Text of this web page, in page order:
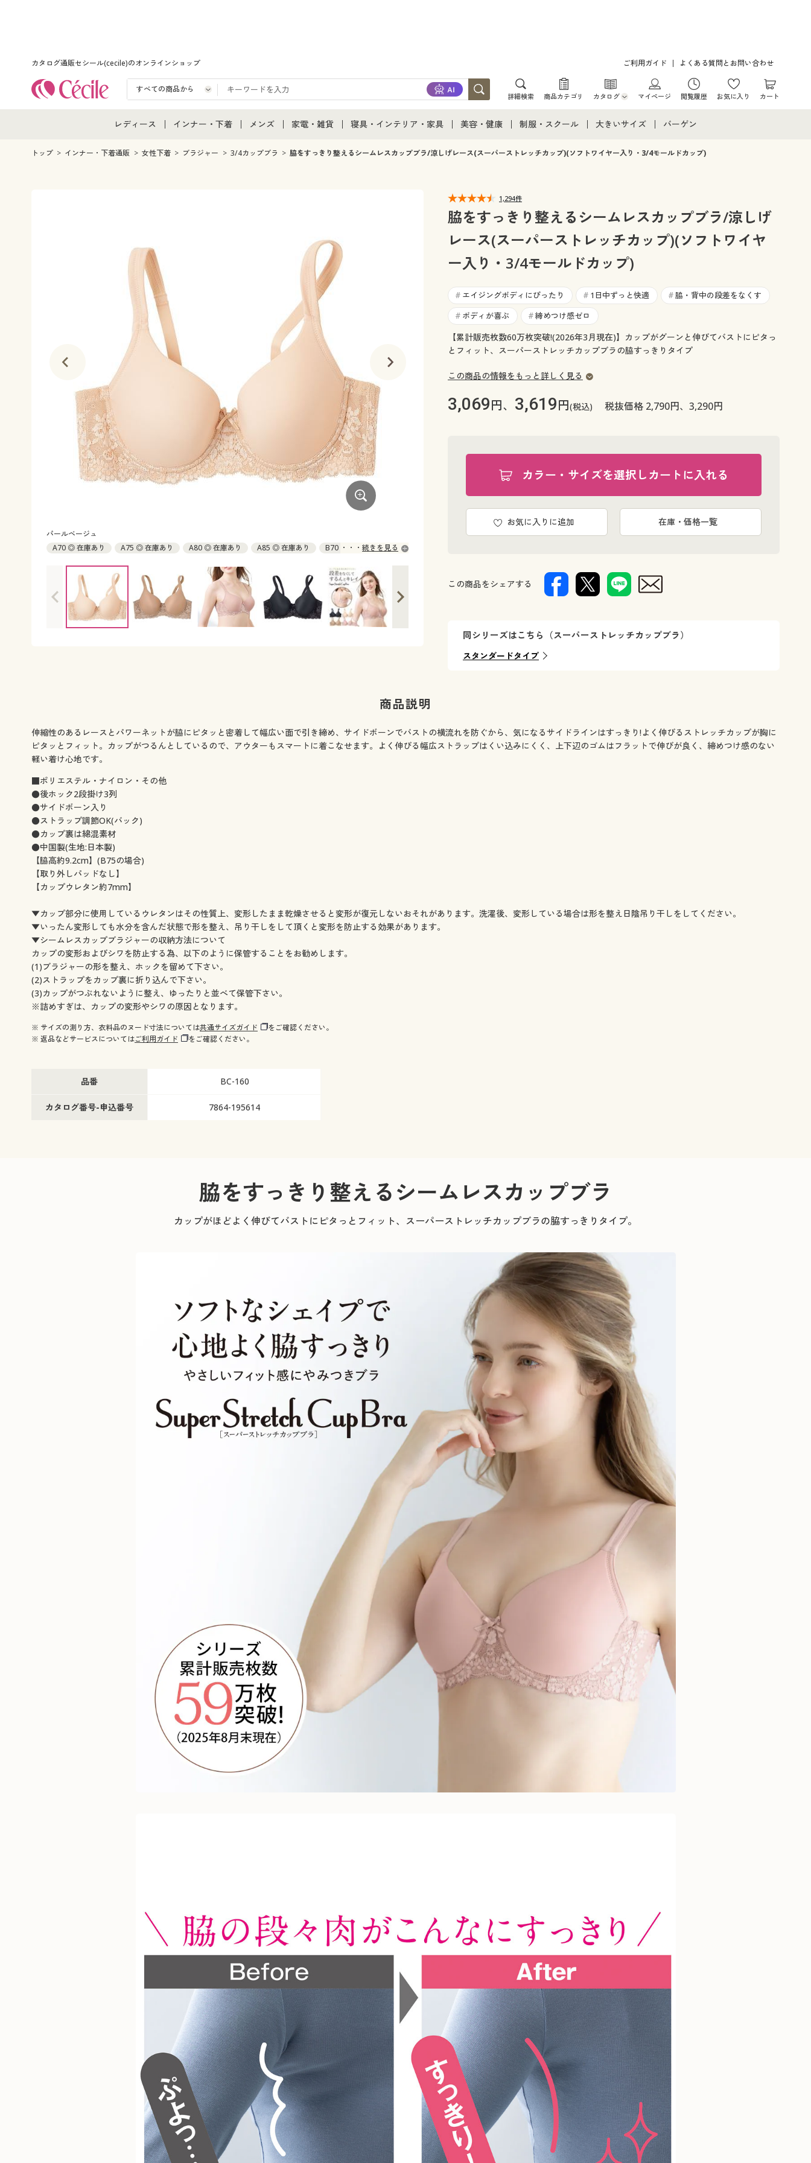
カタログ通販セシール(cecile)のオンラインショップ ご利用ガイド よくある質問とお問い合わせ
詳細検索 商品カテゴリ カタログ
カタログ・チラシからのご注文
マイページ 閲覧履歴 お気に入り カート
レディース
レディース通販すべて
インナー・下着
インナー・下着通販すべて
メンズ
メンズ通販すべて
家電・雑貨
家電・雑貨すべて
寝具・インテリア・家具
寝具・インテリア・家具通販すべて
カーテン・ラグ・ファブリック
美容・健康
美容・健康通販すべて
制服・スクール
制服・スクールすべて
ジュニア・ティーンズ下着
大きいサイズ
大きいサイズ通販すべて
大きいサイズ レディース下着
大きいサイズ メンズ
大きいサイズ 事務・制服
バーゲン
バーゲンセール
トップ インナー・下着通販 女性下着 ブラジャー 3/4カップブラ 脇をすっきり整えるシームレスカップブラ/涼しげレース(スーパーストレッチカップ)(ソフトワイヤー入り・3/4モールドカップ)
パールベージュ
A70 ◎ 在庫あり
A75 ◎ 在庫あり A80 ◎ 在庫あり A85 ◎ 在庫あり
B70 ◎ 在庫あり
C80 ◎ 在庫あり
C85 ◎ 在庫あり D70 ◎ 在庫あり D75 ◎ 在庫あり
D80 ◎ 在庫あり
D85 ◎ 在庫あり
続きを見る
A(スキンベージュ)
1,294件
脇をすっきり整えるシームレスカップブラ/涼しげ
レース(スーパーストレッチカップ)(ソフトワイヤ
ー入り・3/4モールドカップ)
# エイジングボディにぴったり # 1日中ずっと快適 # 脇・背中の段差をなくす
# ボディが喜ぶ # 締めつけ感ゼロ
【累計販売枚数60万枚突破!(2026年3月現在)】カップがグーンと伸びてバストにピタっ
とフィット、スーパーストレッチカップブラの脇すっきりタイプ
この商品の情報をもっと詳しく見る
3,069円、 3,619円(税込) 税抜価格 2,790円、3,290円
カラー・サイズを選択しカートに入れる
お気に入りに追加 在庫・価格一覧
この商品をシェアする
同シリーズはこちら（スーパーストレッチカップブラ）
スタンダードタイプ
商品説明
伸縮性のあるレースとパワーネットが脇にピタッと密着して幅広い面で引き締め、サイドボーンでバストの横流れを防ぐから、気になるサイドラインはすっきり!よく伸びるストレッチカップが胸に
ピタッとフィット。カップがつるんとしているので、アウターもスマートに着こなせます。よく伸びる幅広ストラップはくい込みにくく、上下辺のゴムはフラットで伸びが良く、締めつけ感のない
軽い着け心地です。
■ポリエステル・ナイロン・その他
●後ホック2段掛け3列
●サイドボーン入り
●ストラップ調節OK(バック)
●カップ裏は綿混素材
●中国製(生地:日本製)
【脇高約9.2cm】(B75の場合)
【取り外しパッドなし】
【カップウレタン約7mm】
▼カップ部分に使用しているウレタンはその性質上、変形したまま乾燥させると変形が復元しないおそれがあります。洗濯後、変形している場合は形を整え日陰吊り干しをしてください。
▼いったん変形しても水分を含んだ状態で形を整え、吊り干しをして頂くと変形を防止する効果があります。
▼シームレスカップブラジャーの収納方法について
カップの変形およびシワを防止する為、以下のように保管することをお勧めします。
(1)ブラジャーの形を整え、ホックを留めて下さい。
(2)ストラップをカップ裏に折り込んで下さい。
(3)カップがつぶれないように整え、ゆったりと並べて保管下さい。
※詰めすぎは、カップの変形やシワの原因となります。
※ サイズの測り方、衣料品のヌード寸法については共通サイズガイド
をご確認ください。
※ 返品などサービスについてはご利用ガイド をご確認ください。
品番 BC-160
カタログ番号-申込番号 7864-195614
脇をすっきり整えるシームレスカップブラ
カップがほどよく伸びてバストにピタっとフィット、スーパーストレッチカップブラの脇すっきりタイプ。